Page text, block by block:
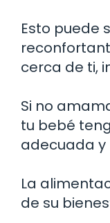
Esto puede
cerca de ti,
Si no
tu bebé
adecuada y
La
de su